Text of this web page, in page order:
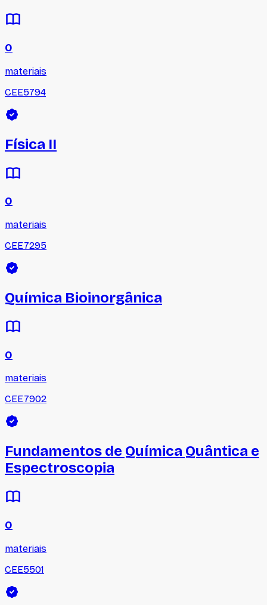
0
materiais
CEE5794
Física II
0
materiais
CEE7295
Química Bioinorgânica
0
materiais
CEE7902
Fundamentos de Química Quântica e
Espectroscopia
0
materiais
CEE5501